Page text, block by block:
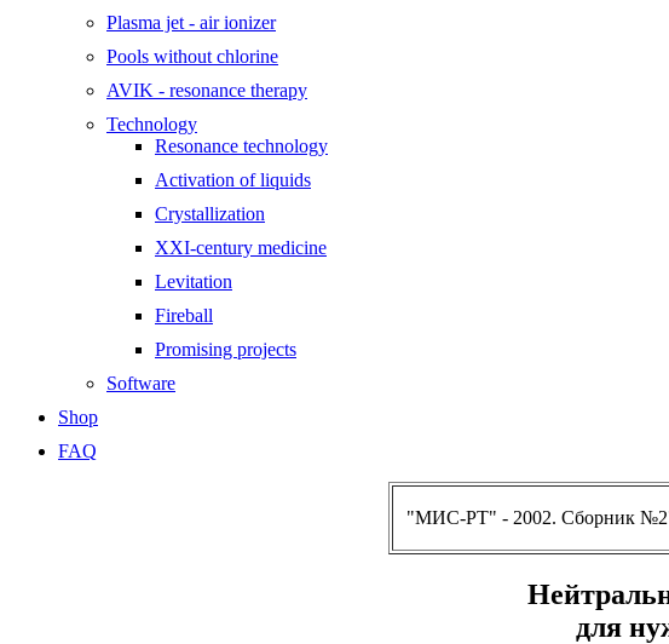
Plasma jet - air ionizer
Pools without chlorine
AVIK - resonance therapy
Technology
Resonance technology
Activation of liquids
Crystallization
XXI-century medicine
Levitation
Fireball
Promising projects
Software
Shop
FAQ
"МИС-РТ" - 2002. Сборник
для